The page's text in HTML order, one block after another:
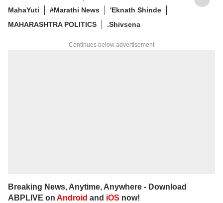
MahaYuti
#Marathi News
'Eknath Shinde
MAHARASHTRA POLITICS
.Shivsena
Continues below advertisement
Breaking News, Anytime, Anywhere - Download
ABPLIVE on Android and iOS now!